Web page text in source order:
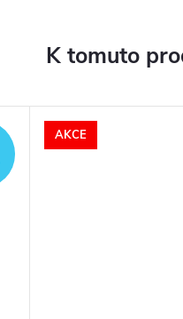
K tomuto
AKCE